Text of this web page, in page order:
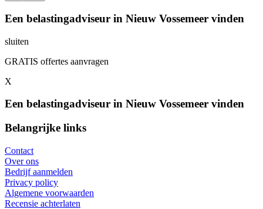
Een belastingadviseur in Nieuw Vossemeer vinden
sluiten
GRATIS offertes aanvragen
X
Een belastingadviseur in Nieuw Vossemeer vinden
Belangrijke links
Contact
Over ons
Bedrijf aanmelden
Privacy policy
Algemene voorwaarden
Recensie achterlaten